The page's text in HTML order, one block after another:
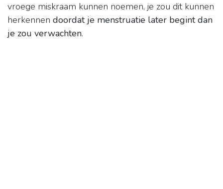
vroege miskraam kunnen noemen, je zou dit kunnen
herkennen doordat je menstruatie later begint dan
je zou verwachten.